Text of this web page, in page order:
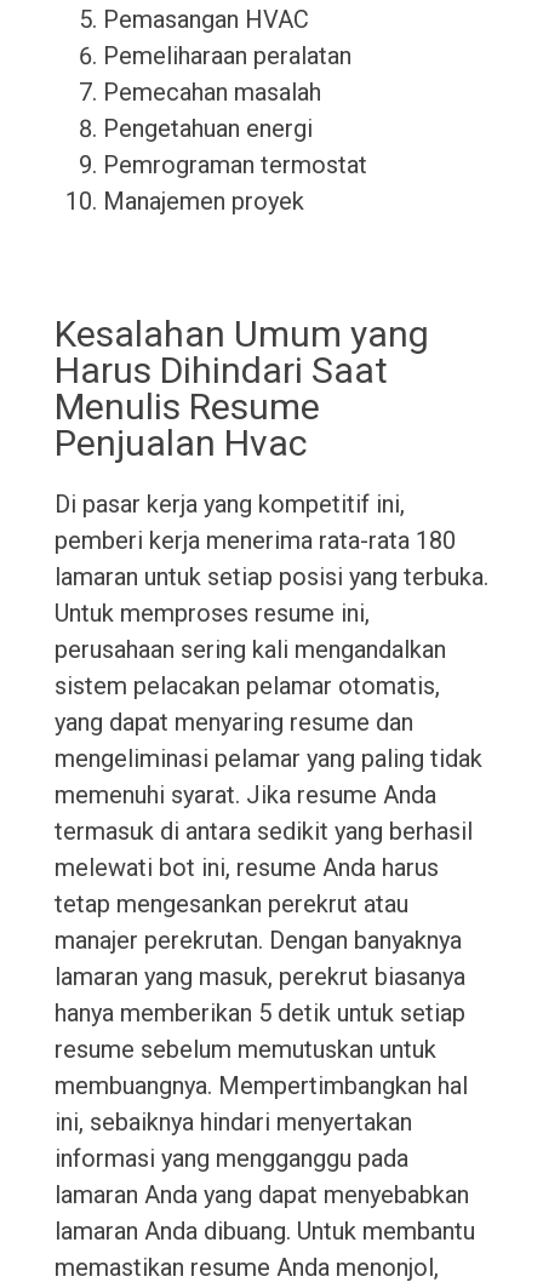
Pemasangan HVAC
Pemeliharaan peralatan
Pemecahan masalah
Pengetahuan energi
Pemrograman termostat
Manajemen proyek
Kesalahan Umum yang
Harus Dihindari Saat
Menulis Resume
Penjualan Hvac
Di pasar kerja yang kompetitif ini,
pemberi kerja menerima rata-rata 180
lamaran untuk setiap posisi yang terbuka.
Untuk memproses resume ini,
perusahaan sering kali mengandalkan
sistem pelacakan pelamar otomatis,
yang dapat menyaring resume dan
mengeliminasi pelamar yang paling tidak
memenuhi syarat. Jika resume Anda
termasuk di antara sedikit yang berhasil
melewati bot ini, resume Anda harus
tetap mengesankan perekrut atau
manajer perekrutan. Dengan banyaknya
lamaran yang masuk, perekrut biasanya
hanya memberikan 5 detik untuk setiap
resume sebelum memutuskan untuk
membuangnya. Mempertimbangkan hal
ini, sebaiknya hindari menyertakan
informasi yang mengganggu pada
lamaran Anda yang dapat menyebabkan
lamaran Anda dibuang. Untuk membantu
memastikan resume Anda menonjol,